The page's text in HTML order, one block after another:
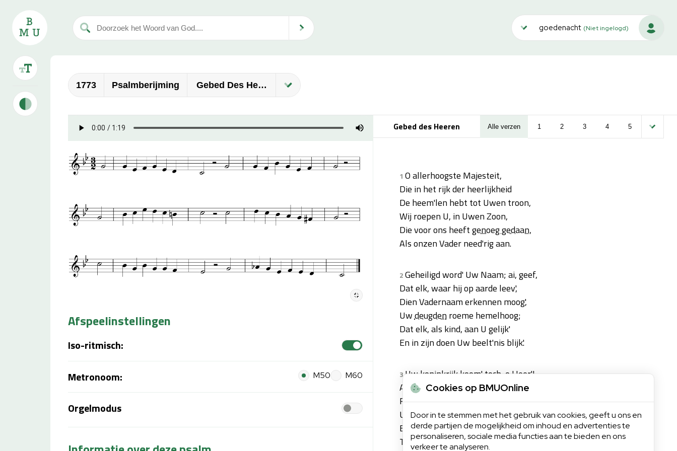
goedenacht (Niet ingelogd)
1773 Psalmberijming Gebed Des Heeren
Afspeelinstellingen
Iso-ritmisch:
Metronoom: M50 M60
Orgelmodus
Gebed des Heeren Alle verzen 1 2 3 4 5
1 O allerhoogste Majesteit,
Die in het rijk der heerlijkheid
De heem'len hebt tot Uwen troon,
Wij roepen U, in Uwen Zoon,
Die voor ons heeftgenoeg gedaan,
Als onzen Vader need'rig aan.
2Geheiligd word' Uw Naam; ai, geef,
Dat elk, waar hij op aarde leev',
Dien Vadernaam erkennen moog',
Uwdeugdenroeme hemelhoog;
Dat elk, als kind, aan U gelijk'
En in zijn doen Uw beelt'nis blijk'.
3Uw koninkrijk koom' toch, o Heer'!
Ai, werp den troon des satans neer!
Regeer ons door Uw Geest en Woord;
Uw lof word' eensalomgehoord,
En d' aarde metUw vreesvervuld,
Totdat G' Uw rijkvolmakenzult.
Cookies op BMUOnline
Door in te stemmen met het gebruik van cookies, geeft u ons en
derde partijen de mogelijkheid om inhoud en advertenties te
personaliseren, sociale media functies aan te bieden en ons
verkeer te analyseren.